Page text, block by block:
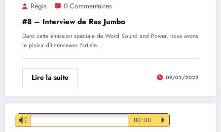
Régis 0 Commentaires
#8 – Interview de Ras Jumbo
Dans cette émission spéciale de Word Sound and Power, nous avons
le plaisir d'interviewer l'artiste…
Lire la suite 09/02/2022
Lecteur
audio
Vm 00:00 P